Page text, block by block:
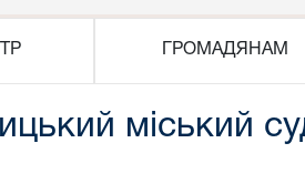
ГРОМАДЯНАМ
міський